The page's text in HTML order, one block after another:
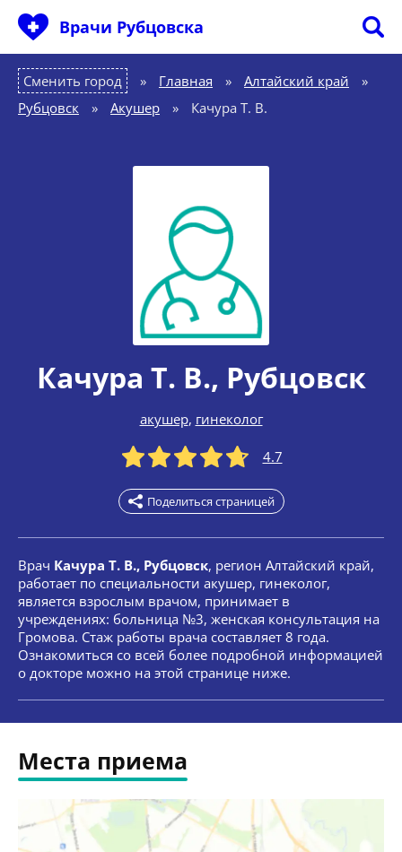
Врачи Рубцовска
Сменить город Главная » Алтайский край
»
Рубцовск
» Акушер » Качура Т. В.
Качура Т. В., Рубцовск
акушер, гинеколог
4.7
Поделиться страницей
Врач Качура Т. В., Рубцовск, регион Алтайский край,
работает по специальности акушер, гинеколог,
является взрослым врачом, принимает в
учреждениях: больница №3, женская консультация на
Громова. Стаж работы врача составляет 8 года.
Ознакомиться со всей более подробной информацией
о докторе можно на этой странице ниже.
Места приема